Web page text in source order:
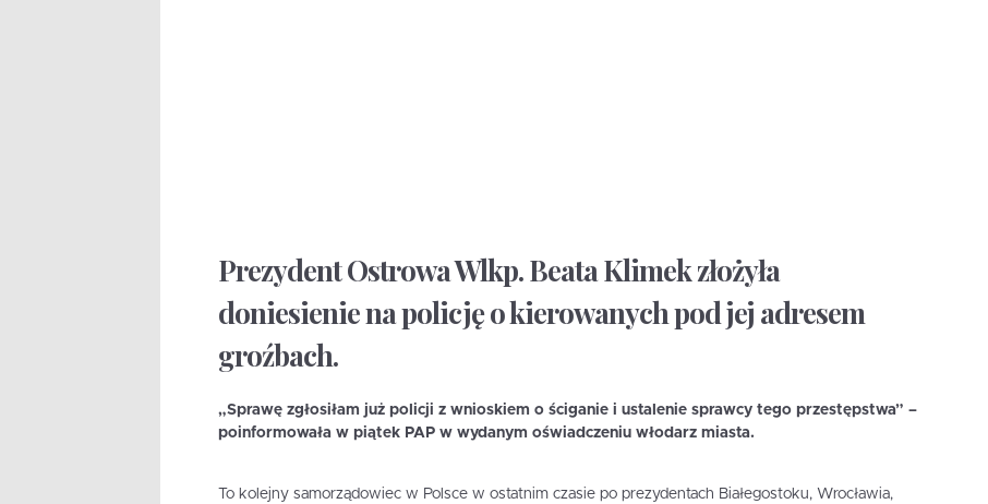
Prezydent Ostrowa Wlkp. Beata Klimek złożyła
doniesienie na policję o kierowanych pod jej adresem
groźbach.
„Sprawę zgłosiłam już policji z wnioskiem o ściganie i ustalenie sprawcy tego przestępstwa” –
poinformowała w piątek PAP w wydanym oświadczeniu włodarz miasta.
To kolejny samorządowiec w Polsce w ostatnim czasie po prezydentach Białegostoku, Wrocławia,